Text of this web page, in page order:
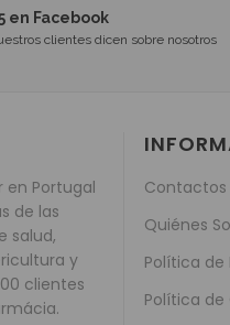
en Facebook
clientes dicen sobre nosotros
en Portugal
de las
salud,
y
clientes
Contactos
Quiénes
Política de
Política de